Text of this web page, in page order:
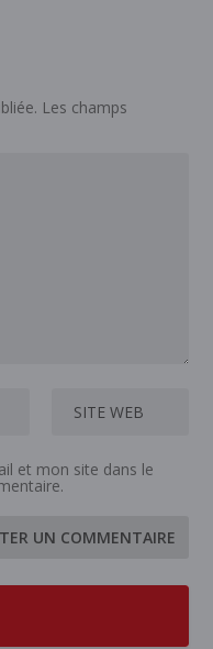
Les champs
et mon site dans le